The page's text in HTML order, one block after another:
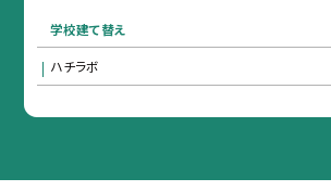
学校建て替え
ハチラボ